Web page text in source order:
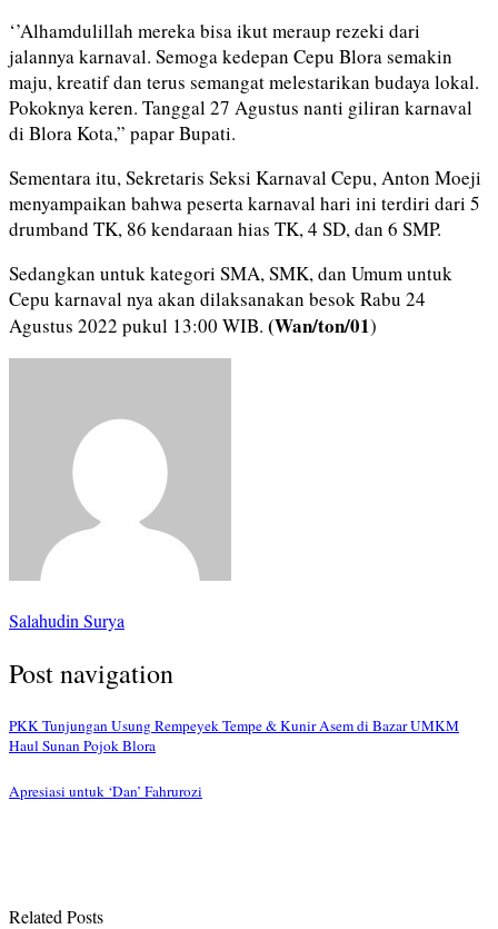
‘’Alhamdulillah mereka bisa ikut meraup rezeki dari
jalannya karnaval. Semoga kedepan Cepu Blora semakin
maju, kreatif dan terus semangat melestarikan budaya lokal.
Pokoknya keren. Tanggal 27 Agustus nanti giliran karnaval
di Blora Kota,” papar Bupati.
Sementara itu, Sekretaris Seksi Karnaval Cepu, Anton Moeji
menyampaikan bahwa peserta karnaval hari ini terdiri dari 5
drumband TK, 86 kendaraan hias TK, 4 SD, dan 6 SMP.
Sedangkan untuk kategori SMA, SMK, dan Umum untuk
Cepu karnaval nya akan dilaksanakan besok Rabu 24
Agustus 2022 pukul 13:00 WIB. (Wan/ton/01)
Salahudin Surya
Post navigation
PKK Tunjungan Usung Rempeyek Tempe & Kunir Asem di Bazar UMKM
Haul Sunan Pojok Blora
Apresiasi untuk ‘Dan’ Fahrurozi
Related Posts